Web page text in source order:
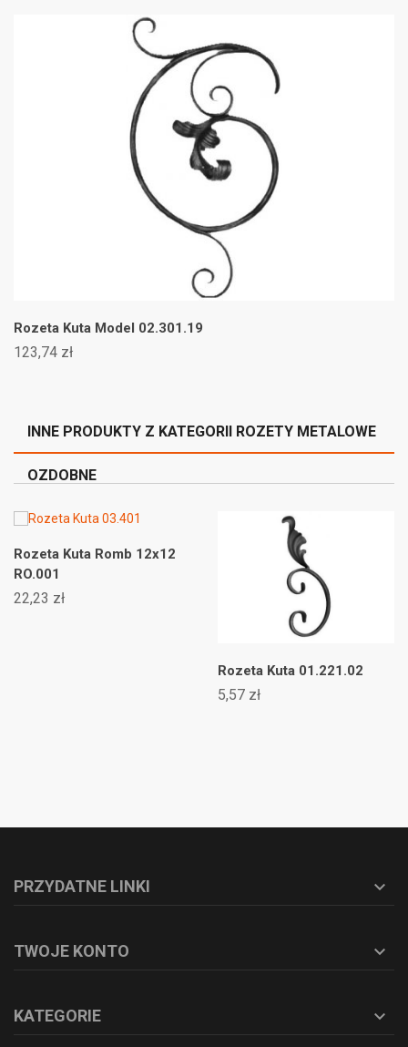
((cancelText)) ((createText))
((cancelText)) ((loginText))
Rozeta Kuta Model 02.301.19
123,74 zł
INNE PRODUKTY Z KATEGORII ROZETY METALOWE
OZDOBNE
Rozeta Kuta Romb 12x12
RO.001
22,23 zł
Rozeta Kuta 01.221.02
5,57 zł
PRZYDATNE LINKI 
TWOJE KONTO 
KATEGORIE 